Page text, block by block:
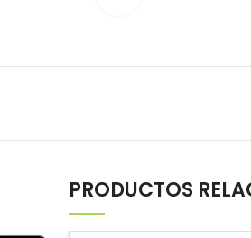
PRODUCTOS